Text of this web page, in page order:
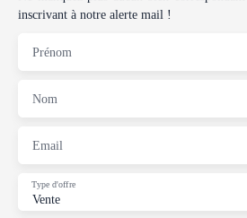
inscrivant à notre alerte mail !
Prénom
Nom
Email
Vente
Type d'offre